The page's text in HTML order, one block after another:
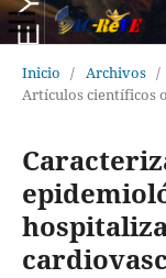
Inicio / Archivos /
Artículos científicos